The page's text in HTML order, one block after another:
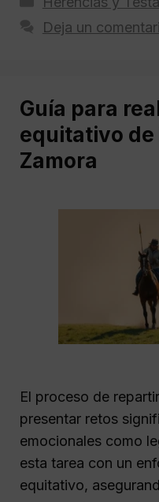
Deja un
Guía para
equitativo de
Zamora
El proceso de
presentar retos
emocionales como
esta tarea con un
equitativo,